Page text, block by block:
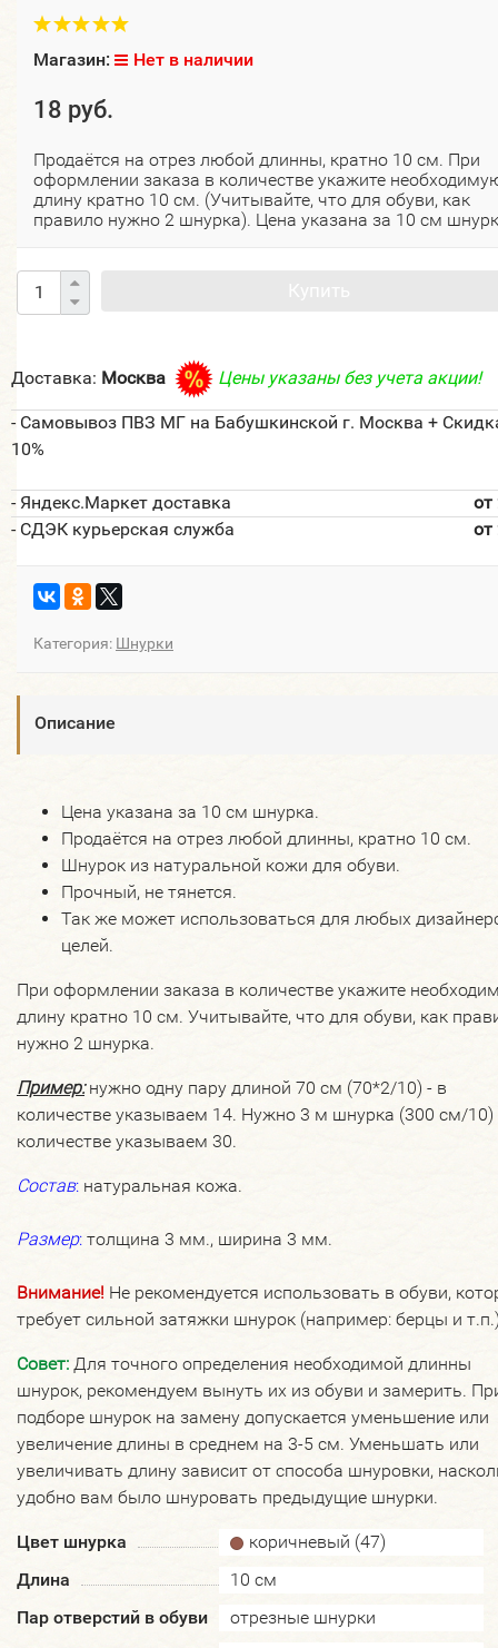
Магазин: Нет в наличии
18 руб.
Продаётся на отрез любой длинны, кратно 10 см. При
оформлении заказа в количестве укажите
длину кратно 10 см. (Учитывайте, что для обуви, как
правило нужно 2 шнурка). Цена указана за 10 см
Доставка: Москва Цены указаны без учета акции!
- Самовывоз ПВЗ МГ на Бабушкинской г. Москва +
10%
- Яндекс.Маркет доставка
- СДЭК курьерская служба
Категория: Шнурки
Описание
Цена указана за 10 см шнурка.
Продаётся на отрез любой длинны, кратно 10 см.
Шнурок из натуральной кожи для обуви.
Прочный, не тянется.
Так же может использоваться для любых
целей.
При оформлении заказа в количестве укажите
длину кратно 10 см. Учитывайте, что для обуви, как
нужно 2 шнурка.
Пример: нужно одну пару длиной 70 см (70*2/10) - в
количестве указываем 14. Нужно 3 м шнурка (300 см/10)
количестве указываем 30.
Состав: натуральная кожа.
Размер: толщина 3 мм., ширина 3 мм.
Внимание! Не рекомендуется использовать в обуви,
требует сильной затяжки шнурок (например: берцы и
Совет: Для точного определения необходимой длинны
шнурок, рекомендуем вынуть их из обуви и замерить.
подборе шнурок на замену допускается уменьшение или
увеличение длины в среднем на 3-5 см. Уменьшать или
увеличивать длину зависит от способа шнуровки,
удобно вам было шнуровать предыдущие шнурки.
Цвет шнурка
коричневый (47)
Длина
10 см
Пар отверстий в обуви
отрезные шнурки